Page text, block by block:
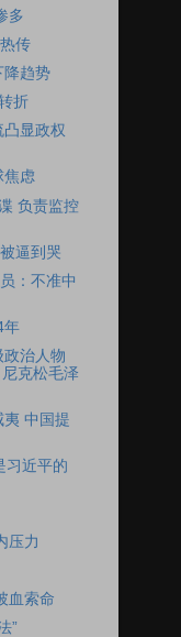
多
传
降趋势
折
显政权
焦虑
负责监控
逼到哭
：不准中
年
政治人物
克松毛泽
夷 中国提
习近平的
压力
血索命
”